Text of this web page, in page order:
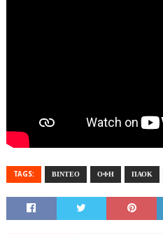
TAGS: ΒΙΝΤΕΟ ΟΦΗ ΠΑΟΚ